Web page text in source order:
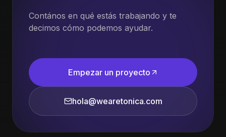
Contános en qué estás trabajando y te
decimos cómo podemos ayudar.
Empezar un proyecto
hola@wearetonica.com